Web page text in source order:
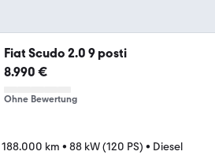
Fiat Scudo 2.0 9 posti
8.990 €
Ohne Bewertung
188.000 km • 88 kW (120 PS) • Diesel